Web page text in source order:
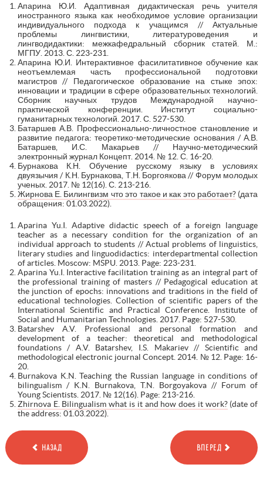
Апарина Ю.И. Адаптивная дидактическая речь учителя
иностранного языка как необходимое условие организации
индивидуального подхода к учащимся // Актуальные
проблемы лингвистики, литературоведения и
лингводидактики: межкафедральный сборник статей. М.:
МГПУ. 2013. С. 223-231.
Апарина Ю.И. Интерактивное фасилитативное обучение как
неотъемлемая часть профессиональной подготовки
магистров // Педагогическое образование на стыке эпох:
инновации и традиции в сфере образовательных технологий.
Сборник научных трудов Международной научно-
практической конференции. Институт социально-
гуманитарных технологий. 2017. С. 527-530.
Батаршев А.В. Профессионально-личностное становление и
развитие педагога: теоретико-методические основания / А.В.
Батаршев, И.С. Макарьев // Научно-методический
электронный журнал Концепт. 2014. № 12. С. 16-20.
Бурнакова К.Н. Обучение русскому языку в условиях
двуязычия / К.Н. Бурнакова, Т.Н. Боргоякова // Форум молодых
ученых. 2017. № 12(16). С. 213-216.
Жирнова Е. Билингвизм что это такое и как это работает?(дата
обращения: 01.03.2022).
Aparina Yu.I. Adaptive didactic speech of a foreign language
teacher as a necessary condition for the organization of an
individual approach to students // Actual problems of linguistics,
literary studies and linguodidactics: interdepartmental collection
of articles. Moscow: MSPU. 2013. Page: 223-231.
Aparina Yu.I. Interactive facilitation training as an integral part of
the professional training of masters // Pedagogical education at
the junction of epochs: innovations and traditions in the field of
educational technologies. Collection of scientific papers of the
International Scientific and Practical Conference. Institute of
Social and Humanitarian Technologies. 2017. Page: 527-530.
Batarshev A.V. Professional and personal formation and
development of a teacher: theoretical and methodological
foundations / A.V. Batarshev, I.S. Makariev // Scientific and
methodological electronic journal Concept. 2014. № 12. Page: 16-
20.
Burnakova K.N. Teaching the Russian language in conditions of
bilingualism / K.N. Burnakova, T.N. Borgoyakova // Forum of
Young Scientists. 2017. № 12(16). Page: 213-216.
Zhirnova E. Bilingualism what is it and how does it work?(date of
the address: 01.03.2022).
НАЗАД ВПЕРЕД